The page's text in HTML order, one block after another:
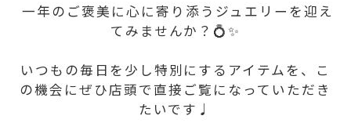
一年のご褒美に心に寄り添うジュエリーを迎え
てみませんか？💍✨
いつもの毎日を少し特別にするアイテムを、こ
の機会にぜひ店頭で直接ご覧になっていただき
たいです♩